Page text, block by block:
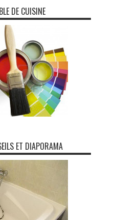
DE CUISINE
ET DIAPORAMA